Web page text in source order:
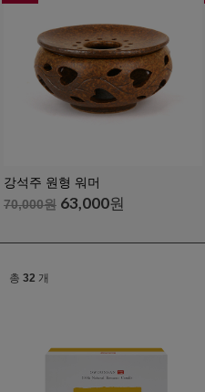
강석주 원형 워머
70,000원 63,000원
총 32 개